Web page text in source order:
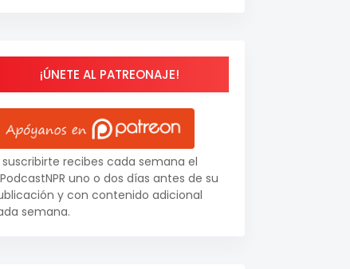
¡ÚNETE AL PATREONAJE!
suscribirte recibes cada semana el
uno o dos días antes de su
y con contenido adicional
semana.